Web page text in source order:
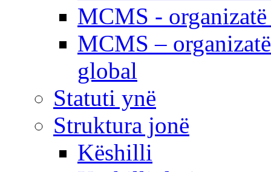
MCMS -
MCMS –
global
Statuti ynë
Struktura jonë
Këshilli